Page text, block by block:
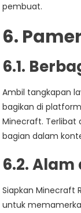
pembuat.
6.
6.1.
Ambil tangkapan
bagikan di
Minecraft. Terlibat
bagian dalam
6.2.
Siapkan Minecraft
untuk